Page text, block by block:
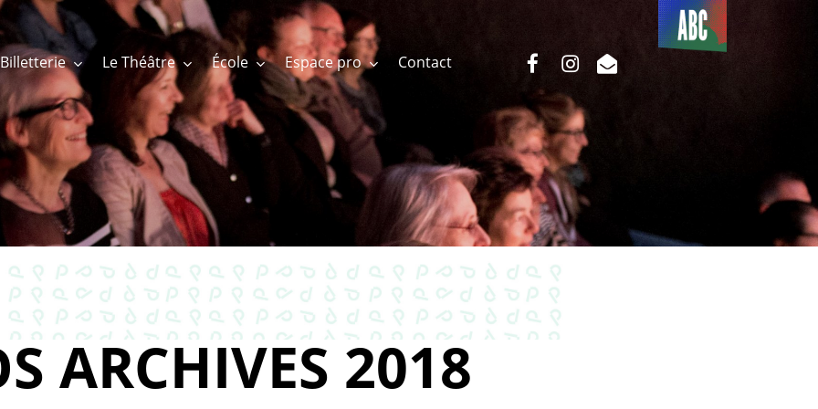
Billetterie Le Théâtre École Espace pro Contact
Du côté
de l’ABC
facebookinstagram
email
ARCHIVES 2018